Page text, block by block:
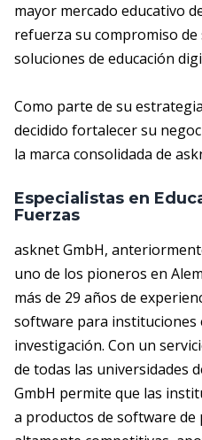
mayor mercado educativo
refuerza su compromiso
soluciones de educación
Como parte de su
decidido fortalecer su
la marca consolidada de
Especialistas en
Fuerzas
asknet GmbH,
uno de los pioneros en
más de 29 años de
software para instituciones
investigación. Con un
de todas las universidades
GmbH permite que las
a productos de software